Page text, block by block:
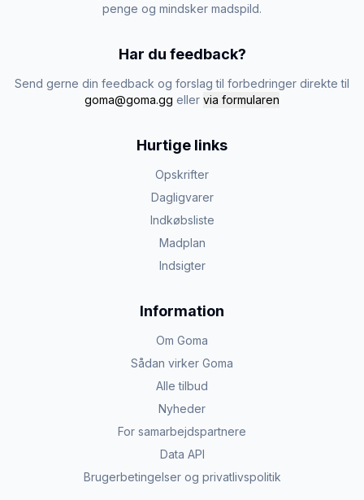
penge og mindsker madspild.
Har du feedback?
Send gerne din feedback og forslag til forbedringer direkte til
goma@goma.gg eller via formularen
Hurtige links
Opskrifter
Dagligvarer
Indkøbsliste
Madplan
Indsigter
Information
Om Goma
Sådan virker Goma
Alle tilbud
Nyheder
For samarbejdspartnere
Data API
Brugerbetingelser og privatlivspolitik